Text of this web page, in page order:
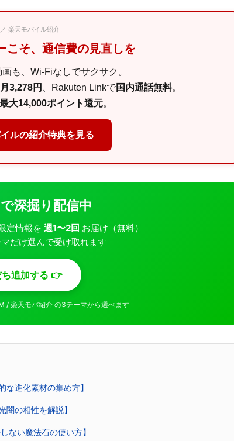
楽天モバイル紹介
こそ、通信費の見直しを
も、Wi-Fiなしでサクサク。
3,278円 、Rakuten Linkで国内通話無料。
大14,000ポイント還元。
ルの紹介特典を見る
深掘り配信中
定情報を週1〜2回 お届け（無料）
だけ選んで受け取れます
ち追加する 👉
/ 楽天モバ紹介 の3テーマから選べます
進化素材の集め方】
の相性を解説】
ない魔法石の使い方】